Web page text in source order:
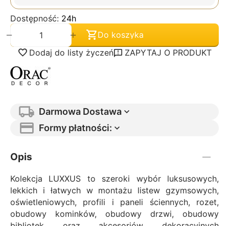
Dostępność: 24h
+
−
Do koszyka
Dodaj do listy życzeń
ZAPYTAJ O PRODUKT
Darmowa Dostawa
Formy płatności:
Opis
Kolekcja LUXXUS to szeroki wybór luksusowych,
lekkich i łatwych w montażu listew gzymsowych,
oświetleniowych, profili i paneli ściennych, rozet,
obudowy kominków, obudowy drzwi, obudowy